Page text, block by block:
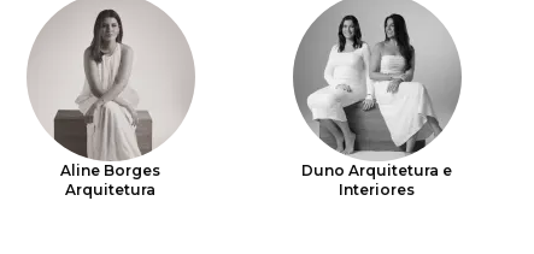
Aline Borges
Arquitetura
Duno Arquitetura e
Interiores